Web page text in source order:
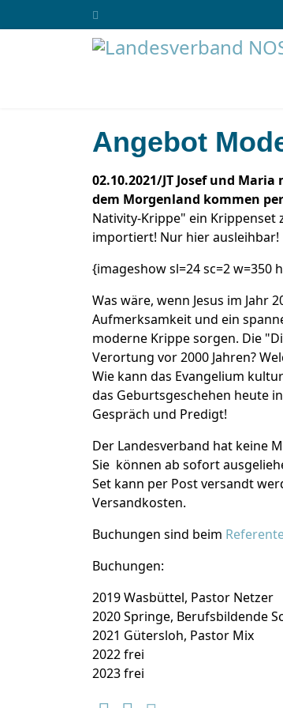
Angebot
02.10.2021/JT Josef und
dem Morgenland kommen
Nativity-Krippe" ein Krippenset
importiert! Nur hier ausleihbar!
{imageshow sl=24 sc=2 w=350
Was wäre, wenn Jesus im Jahr
Aufmerksamkeit und ein
moderne Krippe sorgen. Die
Verortung vor 2000 Jahren?
Wie kann das Evangelium
das Geburtsgeschehen heute
Gespräch und Predigt!
Der Landesverband hat keine
Sie können ab sofort
Set kann per Post versandt
Versandkosten.
Buchungen sind beim
Buchungen:
2019 Wasbüttel, Pastor Netzer
2020 Springe, Berufsbildende
2021 Gütersloh, Pastor Mix
2022 frei
2023 frei